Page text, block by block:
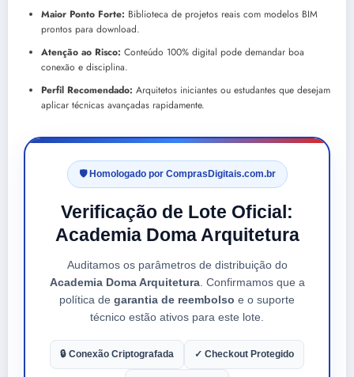
Maior Ponto Forte: Biblioteca de projetos reais com modelos BIM
prontos para download.
Atenção ao Risco: Conteúdo 100% digital pode demandar boa
conexão e disciplina.
Perfil Recomendado: Arquitetos iniciantes ou estudantes que desejam
aplicar técnicas avançadas rapidamente.
🛡️ Homologado por ComprasDigitais.com.br
Verificação de Lote Oficial:
Academia Doma Arquitetura
Auditamos os parâmetros de distribuição do
Academia Doma Arquitetura. Confirmamos que a
política de garantia de reembolso e o suporte
técnico estão ativos para este lote.
🔒 Conexão Criptografada ✓ Checkout Protegido